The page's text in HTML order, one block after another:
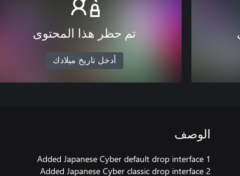
تم حظر هذا المحتوى
أدخل تاريخ ميلادك
الوصف